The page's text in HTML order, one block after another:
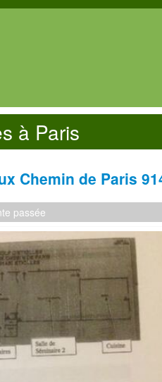
à Paris
Chemin de Paris
passée